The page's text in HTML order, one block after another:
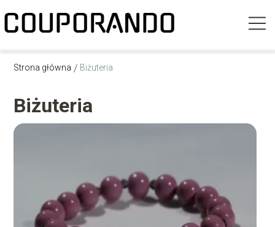
Strona główna / Biżuteria
Biżuteria